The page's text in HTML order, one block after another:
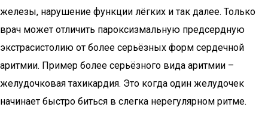
железы, нарушение функции лёгких и так далее. Только
врач может отличить пароксизмальную предсердную
экстрасистолию от более серьёзных форм сердечной
аритмии. Пример более серьёзного вида аритмии –
желудочковая тахикардия. Это когда один желудочек
начинает быстро биться в слегка нерегулярном ритме.